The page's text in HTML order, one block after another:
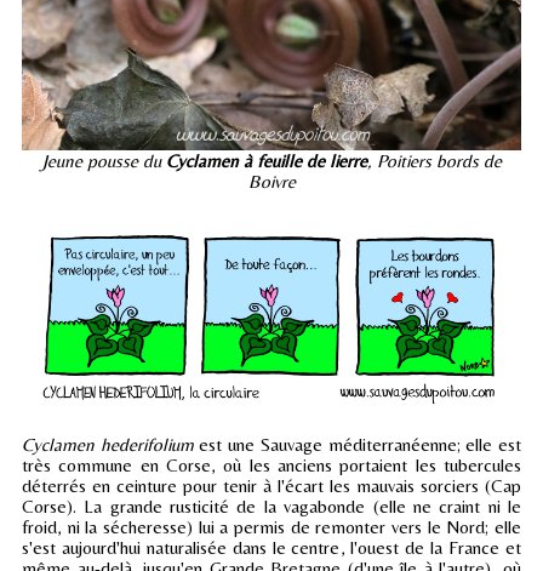
Jeune pousse du Cyclamen à feuille de lierre, Poitiers bords de
Boivre
Cyclamen hederifoliumest une Sauvage méditerranéenne; elle est
très commune en Corse, où les anciens portaient les tubercules
déterrés en ceinture pour tenir à l'écart les mauvais sorciers (Cap
Corse). La grande rusticité de la vagabonde (elle ne craint ni le
froid, ni la sécheresse) lui a permis de remonter vers le Nord; elle
s'est aujourd'hui naturalisée dans le centre, l'ouest de la France et